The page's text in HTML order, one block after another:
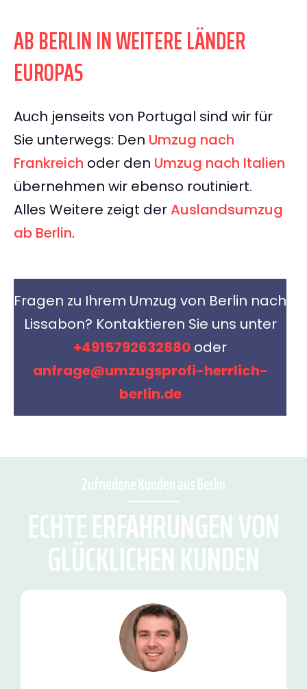
AB BERLIN IN WEITERE LÄNDER
EUROPAS
Auch jenseits von Portugal sind wir für
Sie unterwegs: Den Umzug nach
Frankreich oder den Umzug nach Italien
übernehmen wir ebenso routiniert.
Alles Weitere zeigt derAuslandsumzug
ab Berlin.
Fragen zu Ihrem Umzug von Berlin nach
Lissabon? Kontaktieren Sie uns unter
+4915792632880 oder
anfrage@umzugsprofi-herrlich-
berlin.de
Zufriedene Kunden aus Berlin
ECHTE ERFAHRUNGEN VON
GLÜCKLICHEN KUNDEN